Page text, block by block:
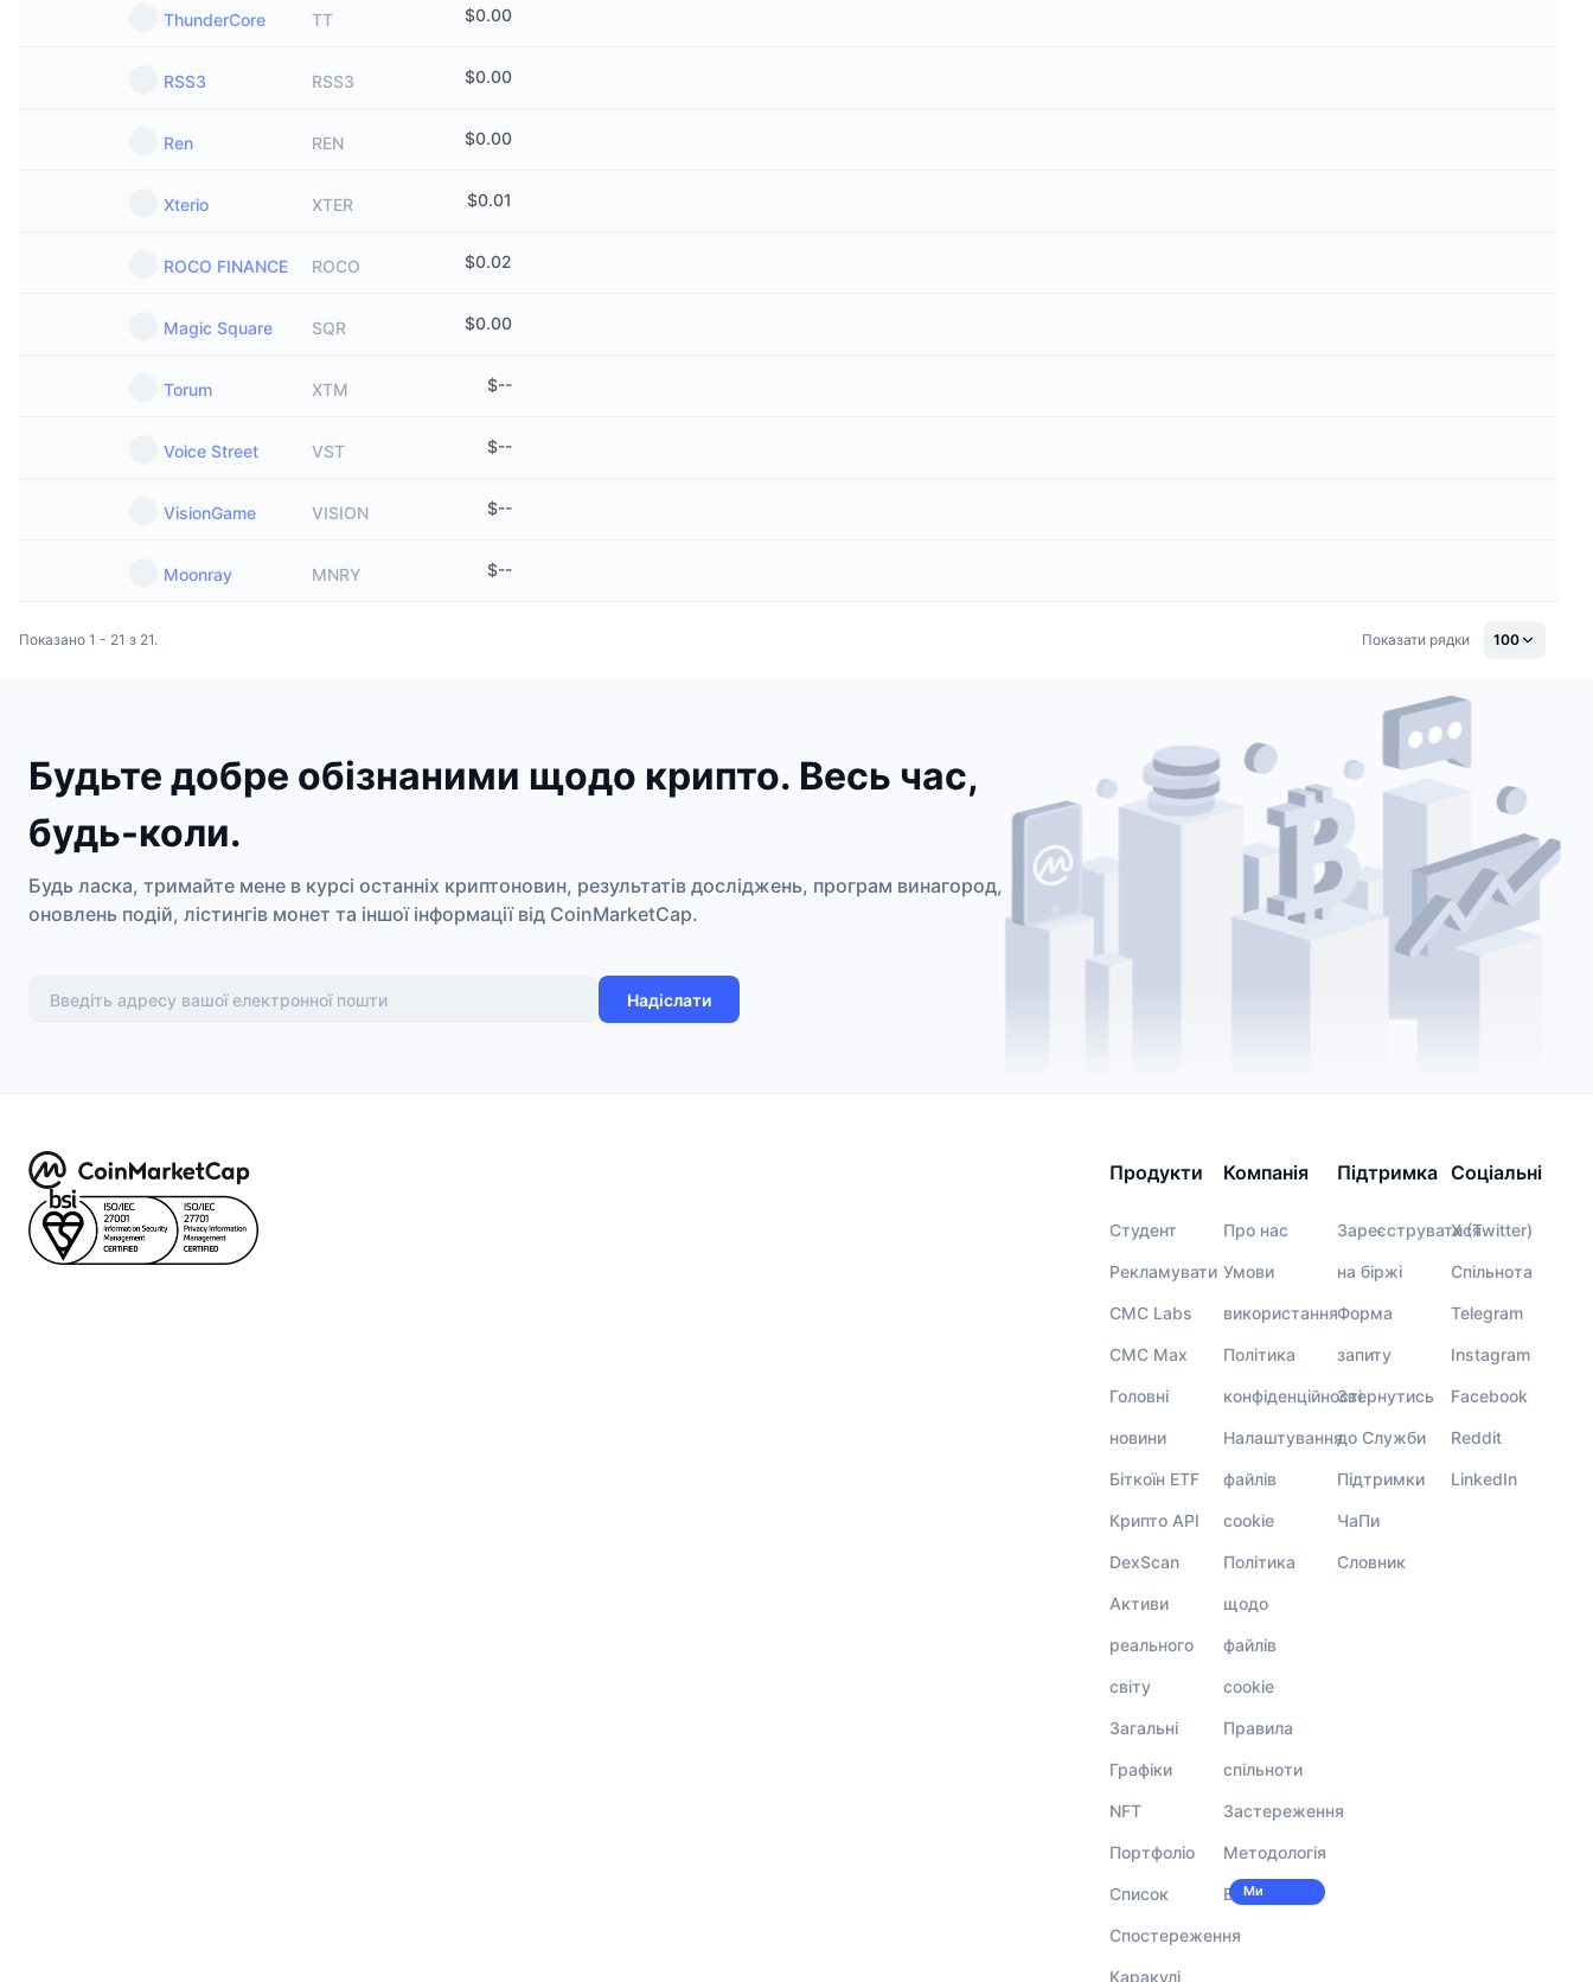
ThunderCore TT $0.00
RSS3 RSS3 $0.00
Ren REN $0.00
Xterio XTER $0.01
ROCO FINANCE ROCO $0.02
Magic Square SQR $0.00
Torum XTM $--
Voice Street VST $--
VisionGame VISION $--
Moonray MNRY $--
Показано 1 - 21 з 21. Показати рядки 100
Будьте добре обізнаними щодо крипто. Весь час,
будь-коли.
Будь ласка, тримайте мене в курсі останніх криптоновин, результатів досліджень, програм винагород,
оновлень подій, лістингів монет та іншої інформації від CoinMarketCap.
Надіслати
Продукти
Студент
Рекламувати
CMC Labs
CMC Max
Головні
новини
Біткоїн ETF
Крипто API
DexScan
Активи
реального
світу
Загальні
Графіки
NFT
Портфоліо
Список
Спостереження
Каракулі
Компанія
Про нас
Умови
використання
Політика
конфіденційності
Налаштування
файлів
cookie
Політика
щодо
файлів
cookie
Правила
спільноти
Застереження
Методологія
Вакансії
Ми
Підтримка
Зареєструватися
на біржі
Форма
запиту
Звернутись
до Служби
Підтримки
ЧаПи
Словник
Соціальні
X (Twitter)
Спільнота
Telegram
Instagram
Facebook
Reddit
LinkedIn